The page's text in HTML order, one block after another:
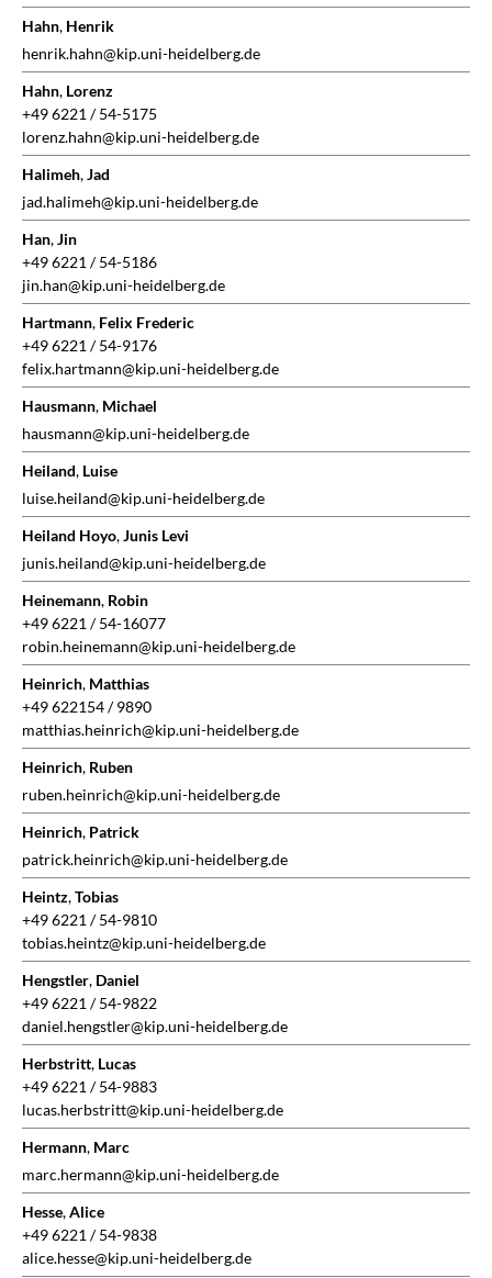
Hahn, Henrik
henrik.hahn@kip.uni-heidelberg.de
Hahn, Lorenz
+49 6221 / 54-5175
lorenz.hahn@kip.uni-heidelberg.de
Halimeh,Jad
jad.halimeh@kip.uni-heidelberg.de
Han,Jin
+49 6221 / 54-5186
jin.han@kip.uni-heidelberg.de
Hartmann, Felix Frederic
+49 6221 / 54-9176
felix.hartmann@kip.uni-heidelberg.de
Hausmann, Michael
hausmann@kip.uni-heidelberg.de
Heiland, Luise
luise.heiland@kip.uni-heidelberg.de
Heiland Hoyo,Junis Levi
junis.heiland@kip.uni-heidelberg.de
Heinemann, Robin
+49 6221 / 54-16077
robin.heinemann@kip.uni-heidelberg.de
Heinrich, Matthias
+49 622154 / 9890
matthias.heinrich@kip.uni-heidelberg.de
Heinrich, Ruben
ruben.heinrich@kip.uni-heidelberg.de
Heinrich, Patrick
patrick.heinrich@kip.uni-heidelberg.de
Heintz,Tobias
+49 6221 / 54-9810
tobias.heintz@kip.uni-heidelberg.de
Hengstler, Daniel
+49 6221 / 54-9822
daniel.hengstler@kip.uni-heidelberg.de
Herbstritt, Lucas
+49 6221 / 54-9883
lucas.herbstritt@kip.uni-heidelberg.de
Hermann, Marc
marc.hermann@kip.uni-heidelberg.de
Hesse,Alice
+49 6221 / 54-9838
alice.hesse@kip.uni-heidelberg.de